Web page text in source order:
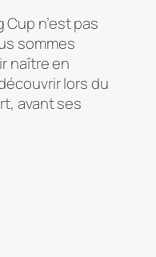
n’est pas
sommes
naître en
lors du
avant ses